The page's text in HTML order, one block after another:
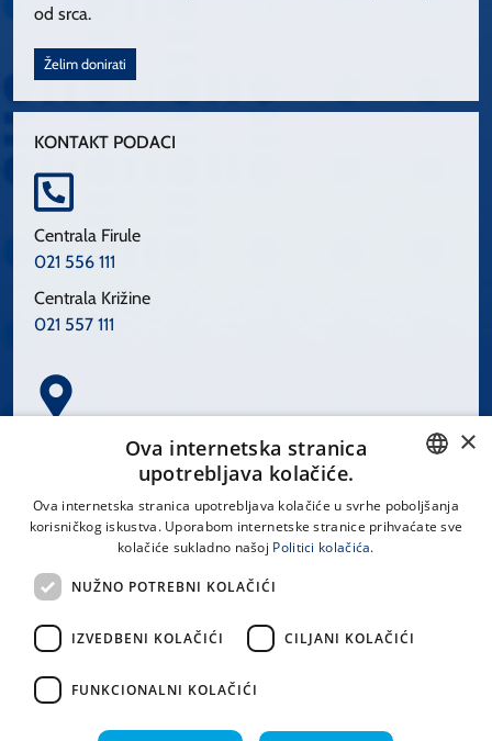
od srca.
Želim donirati
KONTAKT PODACI
Centrala Firule
021 556 111
Centrala Križine
021 557 111
Spinčićeva 1, 21000 Split
LINKOVI
Uvjeti korištenja
CROATIAN
×
Ova internetska stranica
upotrebljava kolačiće.
Ova internetska stranica upotrebljava kolačiće u svrhe poboljšanja
korisničkog iskustva. Uporabom internetske stranice prihvaćate sve
kolačiće sukladno našoj Politici kolačića.
NUŽNO POTREBNI KOLAČIĆI
IZVEDBENI KOLAČIĆI CILJANI KOLAČIĆI
FUNKCIONALNI KOLAČIĆI